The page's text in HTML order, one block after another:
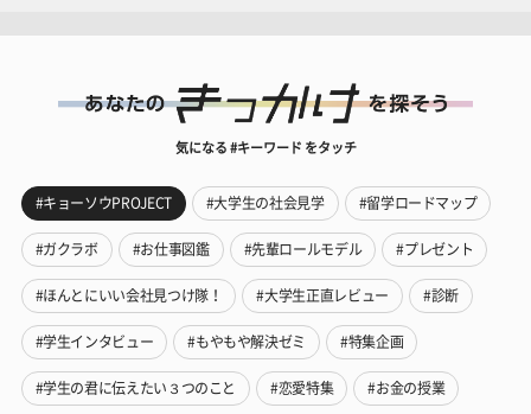
気になる #キーワード をタッチ
#キョーソウPROJECT #大学生の社会見学 #留学ロードマップ
#ガクラボ #お仕事図鑑 #先輩ロールモデル #プレゼント
#ほんとにいい会社見つけ隊！ #大学生正直レビュー #診断
#学生インタビュー #もやもや解決ゼミ #特集企画
#学生の君に伝えたい３つのこと #恋愛特集 #お金の授業